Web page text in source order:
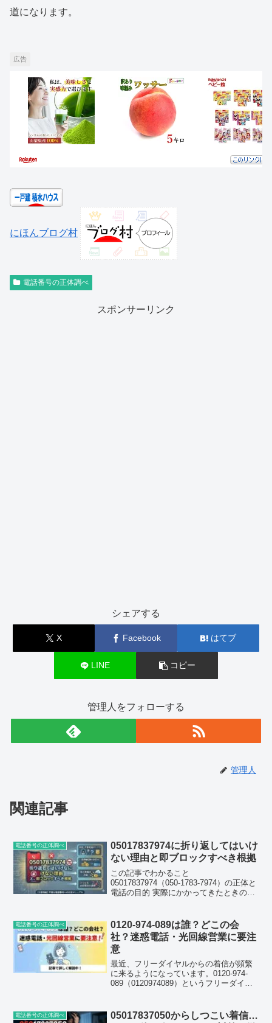
道になります。
広告
にほんブログ村
電話番号の正体調べ
スポンサーリンク
シェアする
X Facebook はてブ
LINE コピー
管理人をフォローする
管理人
関連記事
電話番号の正体調べ
05017837974に折り返してはいけ
ない理由と即ブロックすべき根拠
この記事でわかること
05017837974（050-1783-7974）の正体と
電話の目的 実際にかかってきたときのト
05017837974から電話がきた！まず結論
か...
電話番号の正体調べ
0120-974-089は誰？どこの会
社？迷惑電話・光回線営業に要注
意
最近、フリーダイヤルからの着信が頻繁
に来るようになっています。0120-974-
089（0120974089）というフリーダイヤ
約者様にこの度、変更がありましてお得
電話番号の正体調べ
05017837050からしつこい着信…